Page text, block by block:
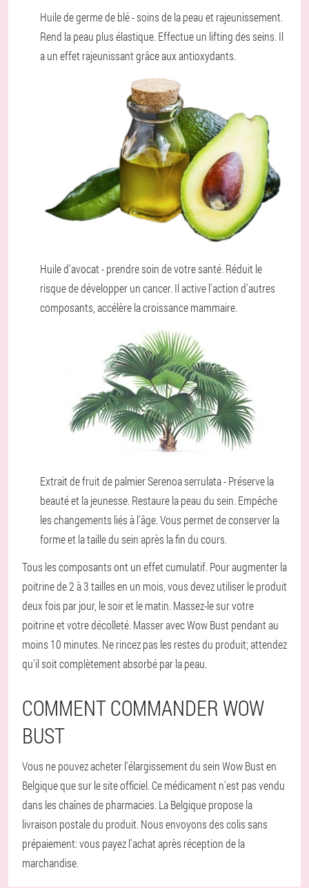
Huile de germe de blé - soins de la peau et rajeunissement.
Rend la peau plus élastique. Effectue un lifting des seins. Il
a un effet rajeunissant grâce aux antioxydants.
Huile d'avocat - prendre soin de votre santé. Réduit le
risque de développer un cancer. Il active l'action d'autres
composants, accélère la croissance mammaire.
Extrait de fruit de palmier Serenoa serrulata - Préserve la
beauté et la jeunesse. Restaure la peau du sein. Empêche
les changements liés à l'âge. Vous permet de conserver la
forme et la taille du sein après la fin du cours.
Tous les composants ont un effet cumulatif. Pour augmenter la
poitrine de 2 à 3 tailles en un mois, vous devez utiliser le produit
deux fois par jour, le soir et le matin. Massez-le sur votre
poitrine et votre décolleté. Masser avec Wow Bust pendant au
moins 10 minutes. Ne rincez pas les restes du produit; attendez
qu'il soit complètement absorbé par la peau.
COMMENT COMMANDER WOW
BUST
Vous ne pouvez acheter l'élargissement du sein Wow Bust en
Belgique que sur le site officiel. Ce médicament n'est pas vendu
dans les chaînes de pharmacies. La Belgique propose la
livraison postale du produit. Nous envoyons des colis sans
prépaiement: vous payez l'achat après réception de la
marchandise.